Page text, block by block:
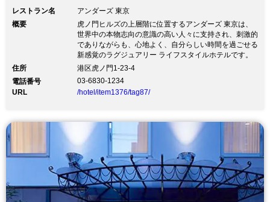
レストラン名
アンダーズ 東京
概要
虎ノ門ヒルズの上層階に位置するアンダーズ 東京は、
世界中の本物志向の意識の高い人々に支持され、刺激的
でありながらも、心地よく、自分らしい時間を過ごせる
新感覚のラグジュアリー ライフスタイルホテルです。
住所
港区虎ノ門1-23-4
電話番号
03-6830-1234
URL
/hotel/item1376/tag87/